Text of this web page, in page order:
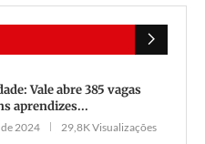
Vale abre 385 vagas
aprendizes...
2024 29,8K Visualizações